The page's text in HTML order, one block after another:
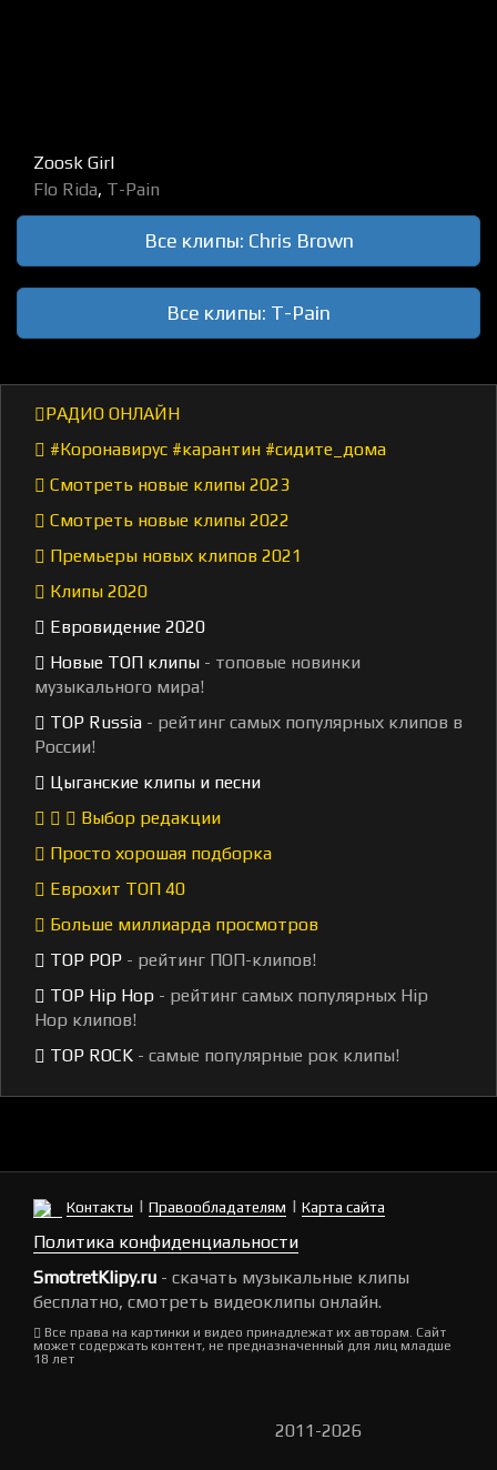
Zoosk Girl
Flo Rida, T-Pain
Все клипы: Chris Brown
Все клипы: T-Pain
РАДИО ОНЛАЙН
#Коронавирус #карантин #сидите_дома
Смотреть новые клипы 2023
Смотреть новые клипы 2022
Премьеры новых клипов 2021
Клипы 2020
Евровидение 2020
Новые ТОП клипы - топовые новинки
музыкального мира!
TOP Russia - рейтинг самых популярных клипов в
России!
Цыганские клипы и песни
Выбор редакции
Просто хорошая подборка
Еврохит ТОП 40
Больше миллиарда просмотров
TOP POP - рейтинг ПОП-клипов!
TOP Hip Hop - рейтинг самых популярных Hip
Hop клипов!
TOP ROCK - самые популярные рок клипы!
Контакты | Правообладателям | Карта сайта
Политика конфиденциальности
SmotretKlipy.ru - скачать музыкальные клипы
бесплатно, смотреть видеоклипы онлайн.
Все права на картинки и видео принадлежат их авторам. Сайт
может содержать контент, не предназначенный для лиц младше
18 лет
2011-2026